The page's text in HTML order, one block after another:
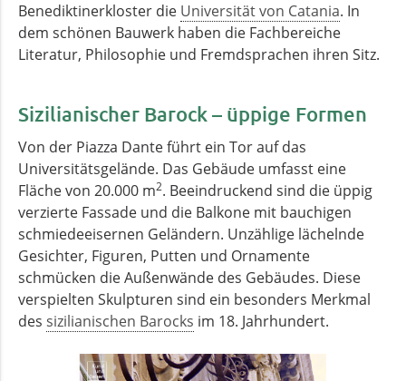
Benediktinerkloster die Universität von Catania. In
dem schönen Bauwerk haben die Fachbereiche
Literatur, Philosophie und Fremdsprachen ihren Sitz.
Sizilianischer Barock – üppige Formen
Von der Piazza Dante führt ein Tor auf das
Universitätsgelände. Das Gebäude umfasst eine
Fläche von 20.000 m2. Beeindruckend sind die üppig
verzierte Fassade und die Balkone mit bauchigen
schmiedeeisernen Geländern. Unzählige lächelnde
Gesichter, Figuren, Putten und Ornamente
schmücken die Außenwände des Gebäudes. Diese
verspielten Skulpturen sind ein besonders Merkmal
des sizilianischen Barocks im 18. Jahrhundert.